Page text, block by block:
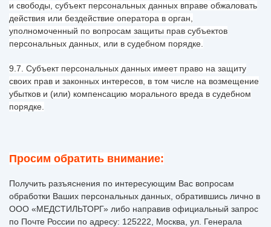
и свободы, субъект персональных данных вправе обжаловать
действия или бездействие оператора в орган,
уполномоченный по вопросам защиты прав субъектов
персональных данных, или в судебном порядке.
9.7. Субъект персональных данных имеет право на защиту
своих прав и законных интересов, в том числе на возмещение
убытков и (или) компенсацию морального вреда в судебном
порядке.
Просим обратить внимание:
Получить разъяснения по интересующим Вас вопросам
обработки Ваших персональных данных, обратившись лично в
ООО «МЕДСТИЛЬТОРГ» либо направив официальный запрос
по Почте России по адресу: 125222, Москва, ул. Генерала